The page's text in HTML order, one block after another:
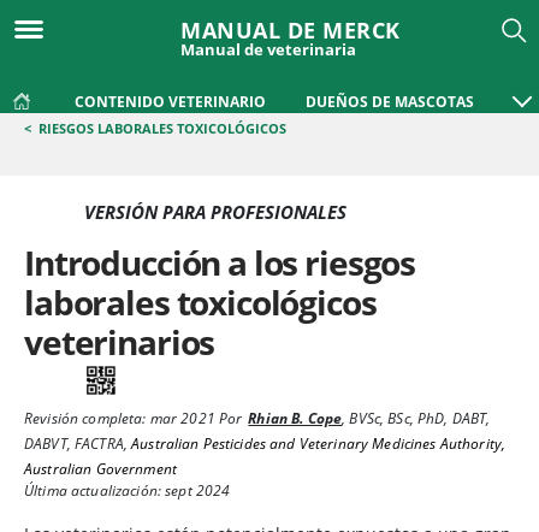
MANUAL DE MERCK
Manual de veterinaria
CONTENIDO VETERINARIO DUEÑOS DE MASCOTAS
< RIESGOS LABORALES TOXICOLÓGICOS
VERSIÓN PARA PROFESIONALES
Introducción a los riesgos
laborales toxicológicos
veterinarios
Revisión completa: mar 2021 Por Rhian B. Cope,BVSc, BSc, PhD, DABT,
DABVT, FACTRA,Australian Pesticides and Veterinary Medicines Authority,
Australian Government
Última actualización: sept 2024